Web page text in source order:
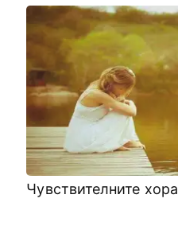
Чувствителните хора